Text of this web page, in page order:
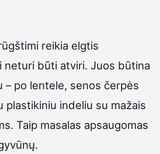
reikia elgtis
neturi būti atviri. Juos būtina
– po lentele, senos čerpės
plastikiniu indeliu su mažais
Taip masalas apsaugomas